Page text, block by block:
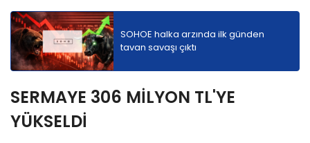
SOHOE halka arzında ilk günden
tavan savaşı çıktı
SERMAYE 306 MİLYON TL'YE
YÜKSELDİ